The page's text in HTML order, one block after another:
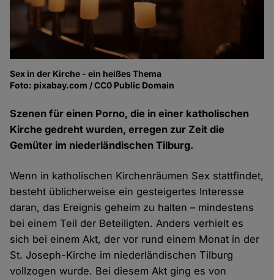
Sex in der Kirche - ein heißes Thema
Foto: pixabay.com / CC0 Public Domain
Szenen für einen Porno, die in einer katholischen
Kirche gedreht wurden, erregen zur Zeit die
Gemüter im niederländischen Tilburg.
Wenn in katholischen Kirchenräumen Sex stattfindet,
besteht üblicherweise ein gesteigertes Interesse
daran, das Ereignis geheim zu halten – mindestens
bei einem Teil der Beteiligten. Anders verhielt es
sich bei einem Akt, der vor rund einem Monat in der
St. Joseph-Kirche im niederländischen Tilburg
vollzogen wurde. Bei diesem Akt ging es von